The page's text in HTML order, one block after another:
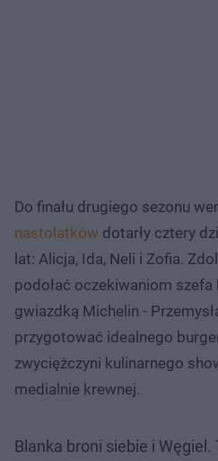
Do finału drugiego sezonu
nastolatków dotarły cztery
lat: Alicja, Ida, Neli i Zofia.
podołać oczekiwaniom
gwiazdką Michelin -
przygotować idealnego
zwyciężczyni kulinarnego
medialnie krewnej.
Blanka broni siebie i